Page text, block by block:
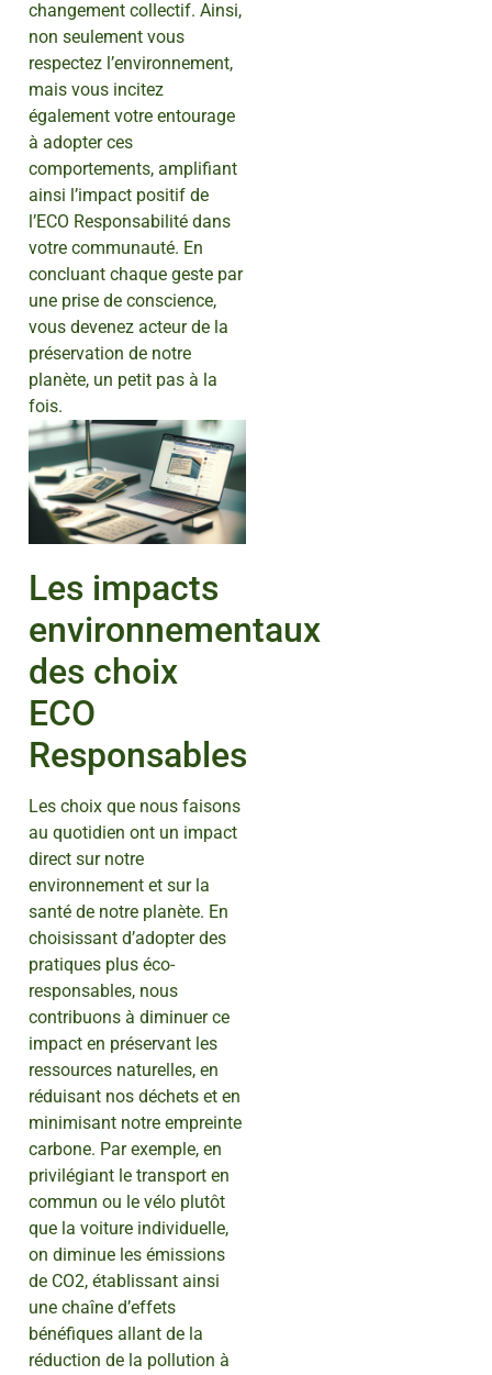
changement collectif. Ainsi,
non seulement vous
respectez l’environnement,
mais vous incitez
également votre entourage
à adopter ces
comportements, amplifiant
ainsi l’impact positif de
l’ECO Responsabilité dans
votre communauté. En
concluant chaque geste par
une prise de conscience,
vous devenez acteur de la
préservation de notre
planète, un petit pas à la
fois.
Les impacts
environnementaux
des choix
ECO
Responsables
Les choix que nous faisons
au quotidien ont un impact
direct sur notre
environnement et sur la
santé de notre planète. En
choisissant d’adopter des
pratiques plus éco-
responsables, nous
contribuons à diminuer ce
impact en préservant les
ressources naturelles, en
réduisant nos déchets et en
minimisant notre empreinte
carbone. Par exemple, en
privilégiant le transport en
commun ou le vélo plutôt
que la voiture individuelle,
on diminue les émissions
de CO2, établissant ainsi
une chaîne d’effets
bénéfiques allant de la
réduction de la pollution à